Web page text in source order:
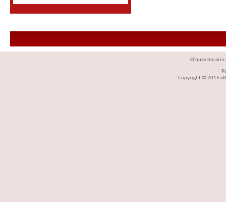
El huso horario
Copyright © 2015